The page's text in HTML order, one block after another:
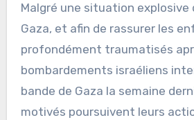
Malgré une situation explosive dans la bande de
Gaza, et afin de rassurer les
profondément traumatisés
bombardements israéliens
bande de Gaza la semaine
motivés poursuivent leurs